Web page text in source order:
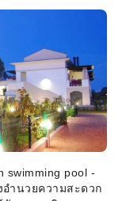
1 pet only
flat: 55 Euros *2
75 Euros
ารกและเด็กวัยหัด
แขก และแพ็กเกจ
swimming pool -
อำนวยความสะดวก